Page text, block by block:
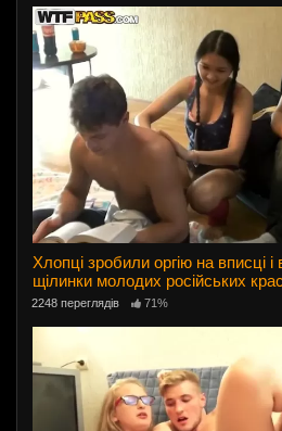
Хлопці зробили оргію на вписці
щілинки молодих російських
2248 переглядів 71%